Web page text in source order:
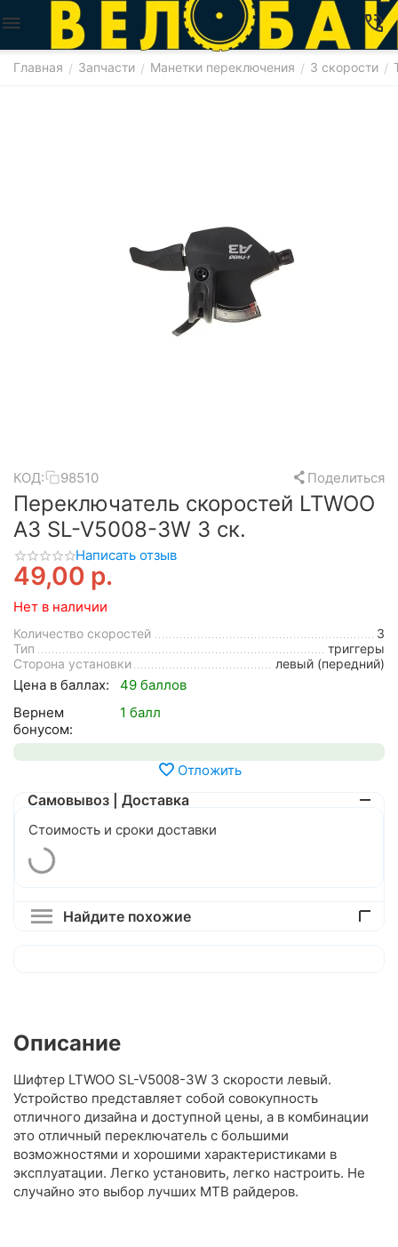
Главная / Запчасти / Манетки переключения / 3 скорости /
КОД: 98510 Поделиться
Переключатель скоростей LTWOO
A3 SL-V5008-3W 3 ск.
Написать отзыв
49,00 р.
Нет в наличии
Количество скоростей
3
Тип
триггеры
Сторона установки
левый (передний)
Цена в баллах:
49 баллов
Вернем
бонусом:
1 балл
Отложить
Самовывоз | Доставка
Стоимость и сроки доставки
Найдите похожие
Описание
Шифтер LTWOO SL-V5008-3W 3 скорости левый.
Устройство представляет собой совокупность
отличного дизайна и доступной цены, а в комбинации
это отличный переключатель с большими
возможностями и хорошими характеристиками в
эксплуатации. Легко установить, легко настроить. Не
случайно это выбор лучших MTB райдеров.